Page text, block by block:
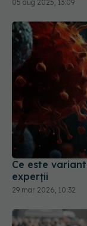
Ce este
29 mar 2026, 10:32